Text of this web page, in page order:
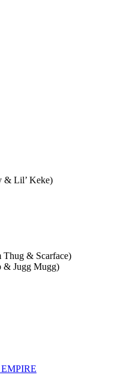
& Lil’ Keke)
& Scarface)
& Jugg Mugg)
EMPIRE